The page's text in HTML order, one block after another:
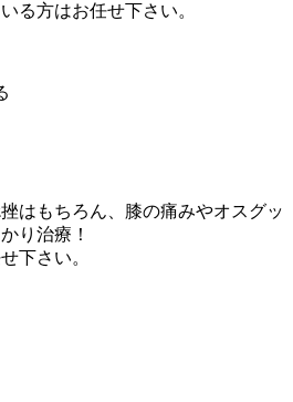
る方はお任せ下さい。
はもちろん、膝の痛みやオスグッ
り治療！
下さい。